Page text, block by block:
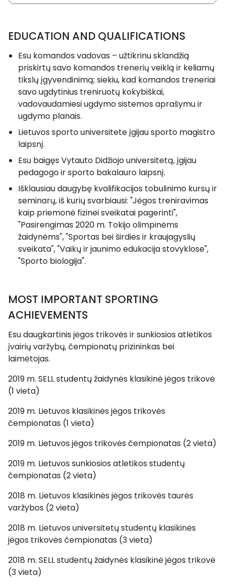
EDUCATION AND QUALIFICATIONS
Esu komandos vadovas – užtikrinu sklandžią
priskirtų savo komandos trenerių veiklą ir keliamų
tikslų įgyvendinimą; siekiu, kad komandos treneriai
savo ugdytinius treniruotų kokybiškai,
vadovaudamiesi ugdymo sistemos aprašymu ir
ugdymo planais.
Lietuvos sporto universitete įgijau sporto magistro
laipsnį.
Esu baigęs Vytauto Didžiojo universitetą, įgijau
pedagogo ir sporto bakalauro laipsnį.
Išklausiau daugybę kvalifikacijos tobulinimo kursų ir
seminarų, iš kurių svarbiausi: "Jėgos treniravimas
kaip priemonė fizinei sveikatai pagerinti",
"Pasirengimas 2020 m. Tokijo olimpinėms
žaidynėms", "Sportas bei širdies ir kraujagyslių
sveikata", "Vaikų ir jaunimo edukacija stovyklose",
"Sporto biologija".
MOST IMPORTANT SPORTING
ACHIEVEMENTS
Esu daugkartinis jėgos trikovės ir sunkiosios atletikos
įvairių varžybų, čempionatų prizininkas bei
laimėtojas.
2019 m. SELL studentų žaidynės klasikinė jėgos trikovė
(1 vieta)
2019 m. Lietuvos klasikinės jėgos trikovės
čempionatas (1 vieta)
2019 m. Lietuvos jėgos trikovės čempionatas (2 vieta)
2019 m. Lietuvos sunkiosios atletikos studentų
čempionatas (2 vieta)
2018 m. Lietuvos klasikinės jėgos trikovės taurės
varžybos (2 vieta)
2018 m. Lietuvos universitetų studentų klasikinės
jėgos trikovės čempionatas (3 vieta)
2018 m. SELL studentų žaidynės klasikinė jėgos trikovė
(3 vieta)